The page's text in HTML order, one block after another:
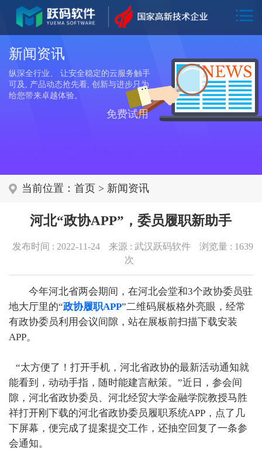
新闻资讯
纵深全行业、 让安全稳定的云服务触手
可及, 产品动态抢先看, 创新与进步只为
给您带来卓越体验。
免费试用
当前位置： 首页> 新闻资讯
河北“政协APP”，委员履职新助手
发布时间 : 2022-11-24 来源 : 武汉跃码软件 浏览量 : 1639
次
今年河北省两会期间，在河北会堂和3个政协委员驻
地大厅里的“政协履职APP”二维码展板格外亮眼，经常
有政协委员利用会议间隙，站在展板前扫描下载安装
APP。
“太方便了！打开手机，河北省政协的最新活动通知就
能看到，动动手指，随时能建言献策。”近日，参会间
隙，河北省政协委员、河北经贸大学金融学院教授马胜
祥打开刚下载的河北省政协委员履职系统APP，点了几
下屏幕，便完成了提案提交工作，还抽空回复了一条参
会通知。